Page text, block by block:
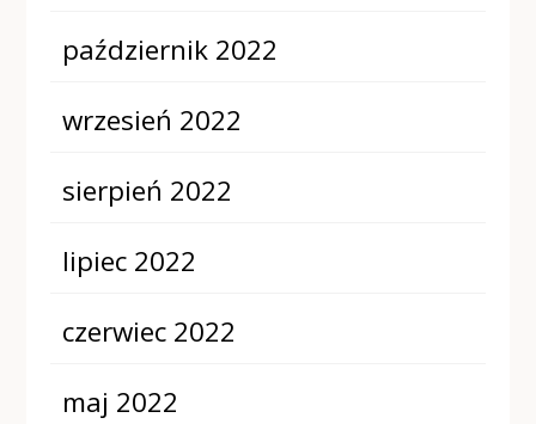
październik 2022
wrzesień 2022
sierpień 2022
lipiec 2022
czerwiec 2022
maj 2022